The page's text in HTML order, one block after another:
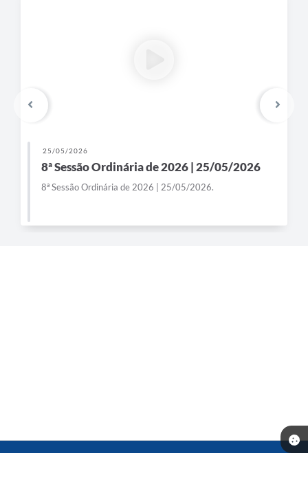
25/05/2026
8ª Sessão Ordinária de 2026 | 25/05/2026
8ª Sessão Ordinária de 2026 | 25/05/2026.